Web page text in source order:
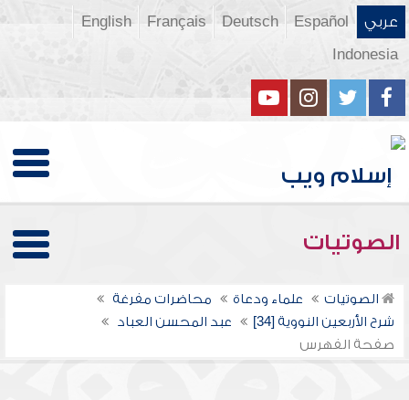
عربي Español
Deutsch
Français
English
Indonesia
الصوتيات
الصوتيات علماء ودعاة
محاضرات مفرغة
شرح الأربعين النووية [34]
عبد المحسن العباد
صفحة الفهرس